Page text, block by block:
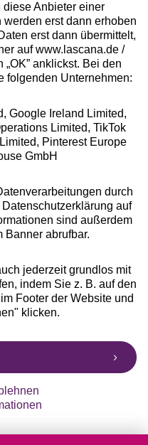
Anbieter einer
erst dann erhoben
erst dann übermittelt,
auf www.lascana.de /
anklickst. Bei den
folgenden Unternehmen:
Google Ireland Limited,
Limited, TikTok
Pinterest Europe
GmbH
durch
auf
sind außerdem
Banner abrufbar.
jederzeit grundlos mit
indem Sie z. B. auf den
Footer der Website und
klicken.